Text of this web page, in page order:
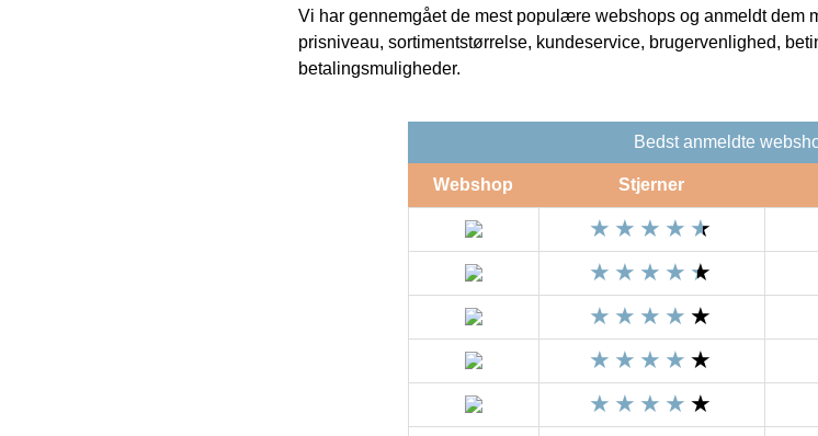
Vi har gennemgået de mest populære webshops og anmeldt dem
prisniveau, sortimentstørrelse, kundeservice, brugervenlighed,
betalingsmuligheder.
Bedst anmeldte
Webshop Stjerner